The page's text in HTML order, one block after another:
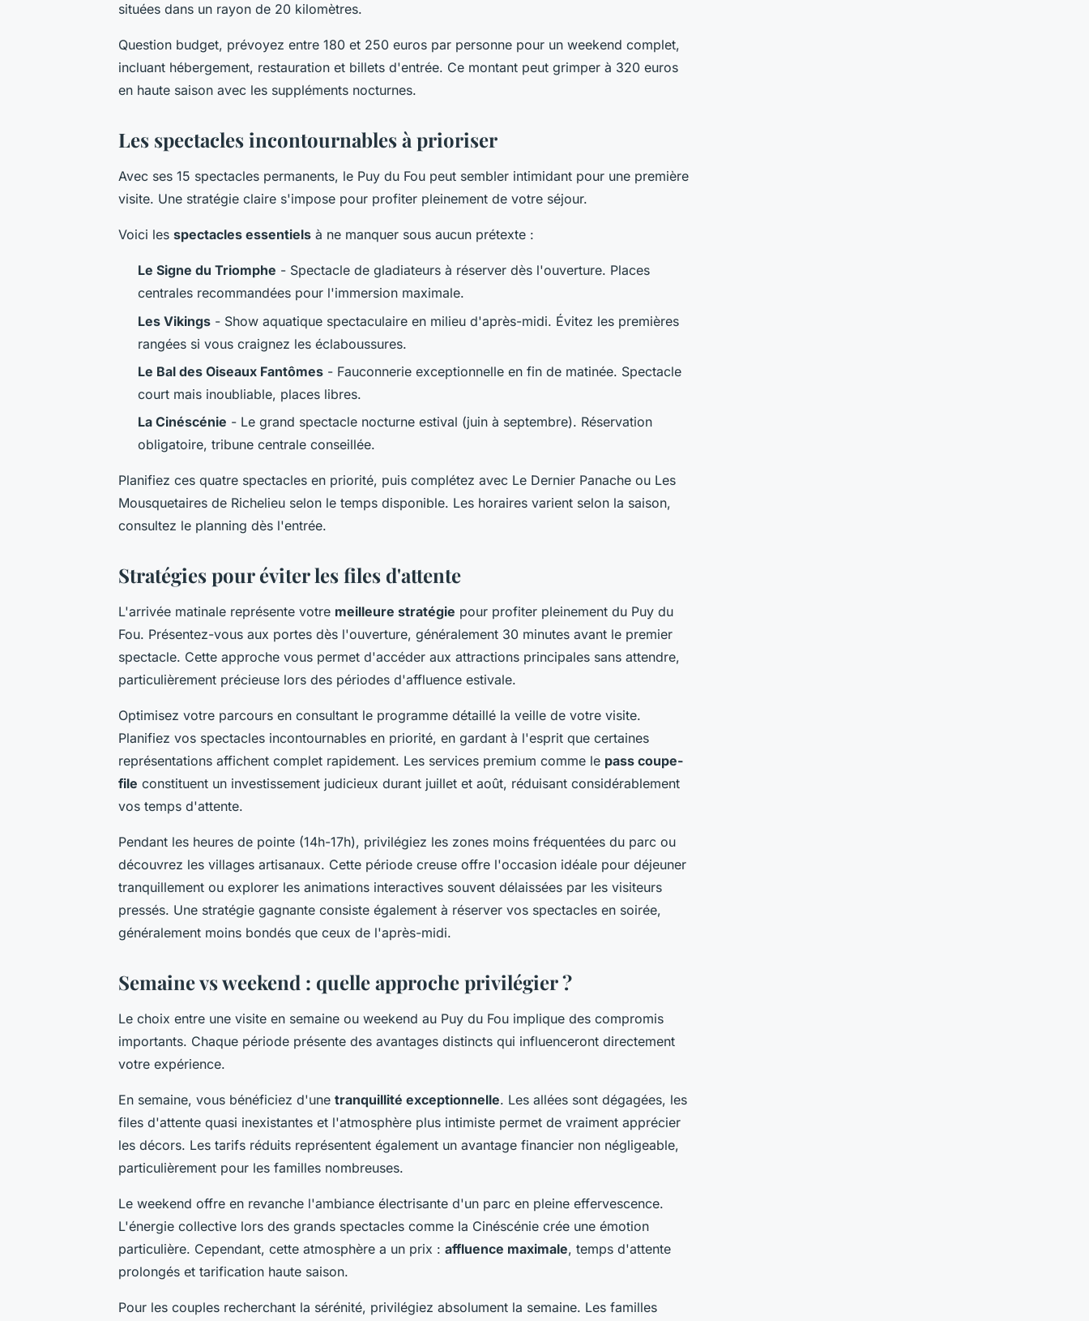
situées dans un rayon de 20 kilomètres.
Question budget, prévoyez entre 180 et 250 euros par personne pour un weekend complet,
incluant hébergement, restauration et billets d'entrée. Ce montant peut grimper à 320 euros
en haute saison avec les suppléments nocturnes.
Les spectacles incontournables à prioriser
Avec ses 15 spectacles permanents, le Puy du Fou peut sembler intimidant pour une première
visite. Une stratégie claire s'impose pour profiter pleinement de votre séjour.
Voici les spectacles essentiels à ne manquer sous aucun prétexte :
Le Signe du Triomphe - Spectacle de gladiateurs à réserver dès l'ouverture. Places
centrales recommandées pour l'immersion maximale.
Les Vikings - Show aquatique spectaculaire en milieu d'après-midi. Évitez les premières
rangées si vous craignez les éclaboussures.
Le Bal des Oiseaux Fantômes - Fauconnerie exceptionnelle en fin de matinée. Spectacle
court mais inoubliable, places libres.
La Cinéscénie - Le grand spectacle nocturne estival (juin à septembre). Réservation
obligatoire, tribune centrale conseillée.
Planifiez ces quatre spectacles en priorité, puis complétez avec Le Dernier Panache ou Les
Mousquetaires de Richelieu selon le temps disponible. Les horaires varient selon la saison,
consultez le planning dès l'entrée.
Stratégies pour éviter les files d'attente
L'arrivée matinale représente votre meilleure stratégie pour profiter pleinement du Puy du
Fou. Présentez-vous aux portes dès l'ouverture, généralement 30 minutes avant le premier
spectacle. Cette approche vous permet d'accéder aux attractions principales sans attendre,
particulièrement précieuse lors des périodes d'affluence estivale.
Optimisez votre parcours en consultant le programme détaillé la veille de votre visite.
Planifiez vos spectacles incontournables en priorité, en gardant à l'esprit que certaines
représentations affichent complet rapidement. Les services premium comme le pass coupe-
file constituent un investissement judicieux durant juillet et août, réduisant considérablement
vos temps d'attente.
Pendant les heures de pointe (14h-17h), privilégiez les zones moins fréquentées du parc ou
découvrez les villages artisanaux. Cette période creuse offre l'occasion idéale pour déjeuner
tranquillement ou explorer les animations interactives souvent délaissées par les visiteurs
pressés. Une stratégie gagnante consiste également à réserver vos spectacles en soirée,
généralement moins bondés que ceux de l'après-midi.
Semaine vs weekend : quelle approche privilégier ?
Le choix entre une visite en semaine ou weekend au Puy du Fou implique des compromis
importants. Chaque période présente des avantages distincts qui influenceront directement
votre expérience.
En semaine, vous bénéficiez d'une tranquillité exceptionnelle. Les allées sont dégagées, les
files d'attente quasi inexistantes et l'atmosphère plus intimiste permet de vraiment apprécier
les décors. Les tarifs réduits représentent également un avantage financier non négligeable,
particulièrement pour les familles nombreuses.
Le weekend offre en revanche l'ambiance électrisante d'un parc en pleine effervescence.
L'énergie collective lors des grands spectacles comme la Cinéscénie crée une émotion
particulière. Cependant, cette atmosphère a un prix : affluence maximale, temps d'attente
prolongés et tarification haute saison.
Pour les couples recherchant la sérénité, privilégiez absolument la semaine. Les familles